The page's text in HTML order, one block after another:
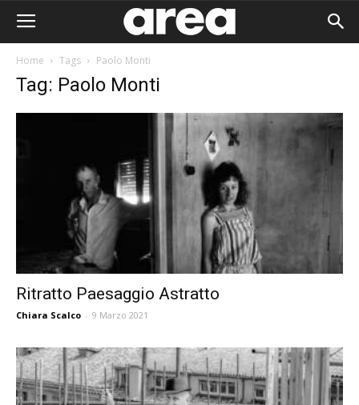
Home Tags Paolo Monti
Tag: Paolo Monti
Ritratto Paesaggio Astratto
Chiara Scalco - 9 Marzo 2021